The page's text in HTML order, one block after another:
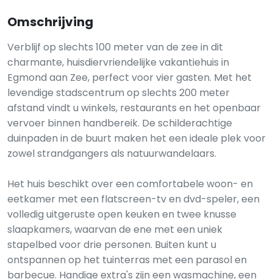
Omschrijving
Verblijf op slechts 100 meter van de zee in dit
charmante, huisdiervriendelijke vakantiehuis in
Egmond aan Zee, perfect voor vier gasten. Met het
levendige stadscentrum op slechts 200 meter
afstand vindt u winkels, restaurants en het openbaar
vervoer binnen handbereik. De schilderachtige
duinpaden in de buurt maken het een ideale plek voor
zowel strandgangers als natuurwandelaars.
Het huis beschikt over een comfortabele woon- en
eetkamer met een flatscreen-tv en dvd-speler, een
volledig uitgeruste open keuken en twee knusse
slaapkamers, waarvan de ene met een uniek
stapelbed voor drie personen. Buiten kunt u
ontspannen op het tuinterras met een parasol en
barbecue. Handige extra's zijn een wasmachine, een